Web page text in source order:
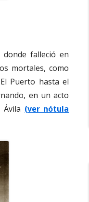
falleció en
mortales, como
Puerto hasta el
en un acto
(ver nótula